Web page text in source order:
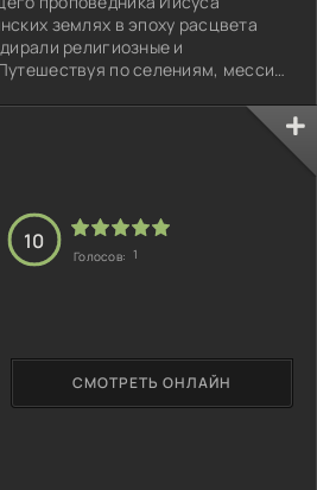
землях в эпоху расцвета
религиозные и
по селениям, мессия
СМОТРЕТЬ ОНЛАЙН
10
Голосов: 1